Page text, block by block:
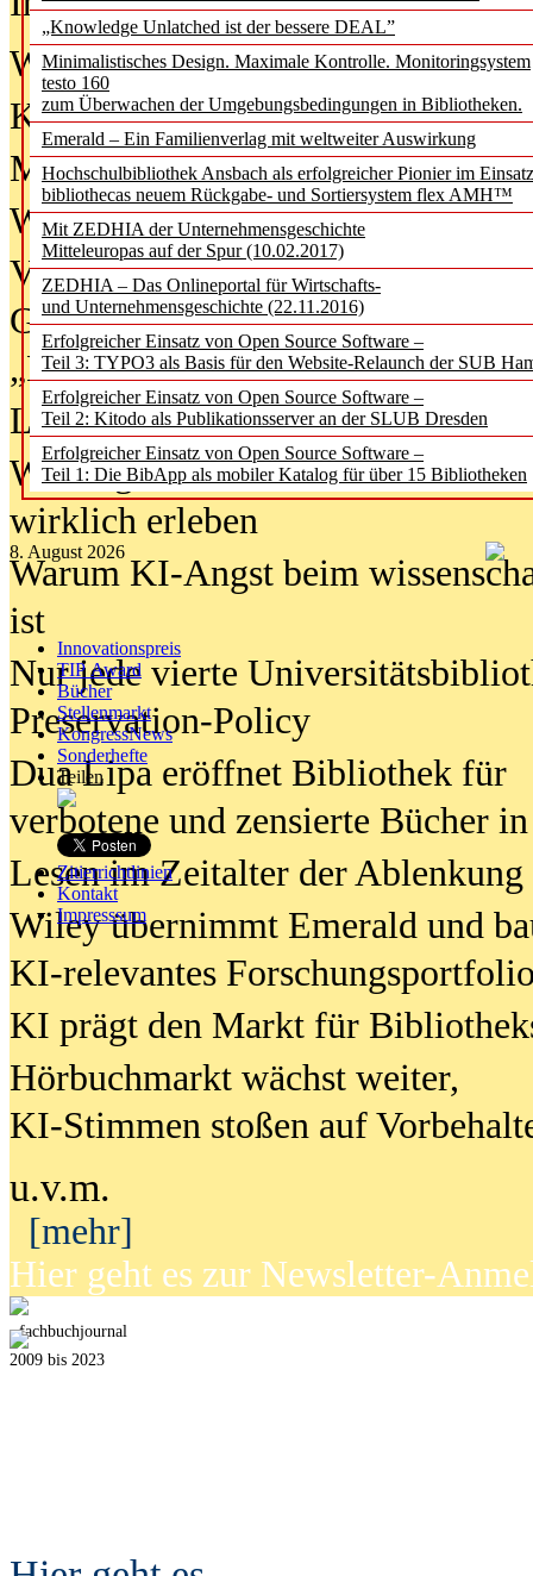
„Knowledge Unlatched ist der bessere DEAL”
Minimalistisches Design. Maximale Kontrolle. Monitoringsystem
testo 160
zum Überwachen der Umgebungsbedingungen in Bibliotheken.
Emerald – Ein Familienverlag mit weltweiter Auswirkung
Hochschulbibliothek Ansbach als erfolgreicher Pionier im
bibliothecas neuem Rückgabe- und Sortiersystem flex AMH™
Mit ZEDHIA der Unternehmensgeschichte
Mitteleuropas auf der Spur (10.02.2017)
ZEDHIA – Das Onlineportal für Wirtschafts-
und Unternehmensgeschichte (22.11.2016)
Erfolgreicher Einsatz von Open Source Software –
Teil 3: TYPO3 als Basis für den Website-Relaunch der SUB
Erfolgreicher Einsatz von Open Source Software –
Teil 2: Kitodo als Publikationsserver an der SLUB Dresden
Erfolgreicher Einsatz von Open Source Software –
Teil 1: Die BibApp als mobiler Katalog für über 15 Bibliotheken
8. August 2026
Innovationspreis
TIP Award
Bücher
Stellenmarkt
KongressNews
Sonderhefte
Teilen
Zitierrichtlinien
Kontakt
Impresssum
Was Hochschul­bibliotheken von
Kinder in der digitalen Welt
Metadaten als Infrastruktur
Wenn Bots katalogisieren
Von Abschlusskleidern bis
Geisterjagd-Ausrüstung in der
„Library of Things“ unterwegs
Lesen als Infrastrukturaufgabe
Wie Jugendliche Social Media
wirklich erleben
Warum KI-Angst beim
ist
Nur jede vierte
Preservation-Policy
Dua Lipa eröffnet Bibliothek für
verbotene und zensierte Bücher
Lesen im Zeitalter der Ablenkung
Wiley übernimmt Emerald und
KI-relevantes
KI prägt den Markt für
Hörbuchmarkt wächst weiter,
KI-Stimmen stoßen auf
u.v.m.
[mehr]
Hier geht es zur Newsletter-
fachbuchjournal
2009 bis 2023